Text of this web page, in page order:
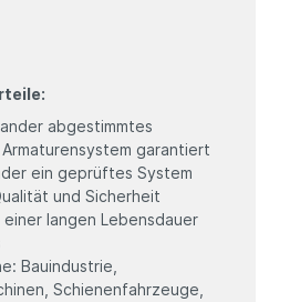
abgestimmtes
garantiert
ein geprüftes System
und Sicherheit
langen Lebensdauer
Bauindustrie,
Schienenfahrzeuge,